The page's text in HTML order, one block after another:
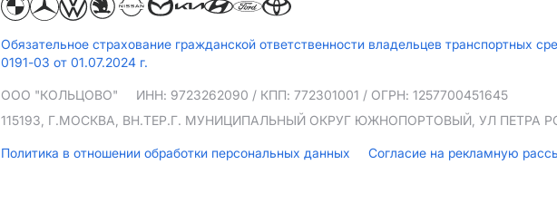
Обязательное страхование гражданской ответственности владельцев транспортных
0191-03 от 01.07.2024 г.
ООО "КОЛЬЦОВО" ИНН: 9723262090 / КПП: 772301001 / ОГРН: 1257700451645
115193, Г.МОСКВА, ВН.ТЕР.Г. МУНИЦИПАЛЬНЫЙ ОКРУГ ЮЖНОПОРТОВЫЙ, УЛ ПЕТРА
Политика в отношении обработки персональных данных Согласие на рекламную